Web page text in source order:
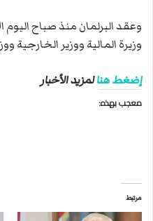
وعقد البرلمان منذ صباح
وزيرة المالية ووزير الخارجية
إضغط هنالمزيد الأخبار
معجب بهذه:
مرتبط